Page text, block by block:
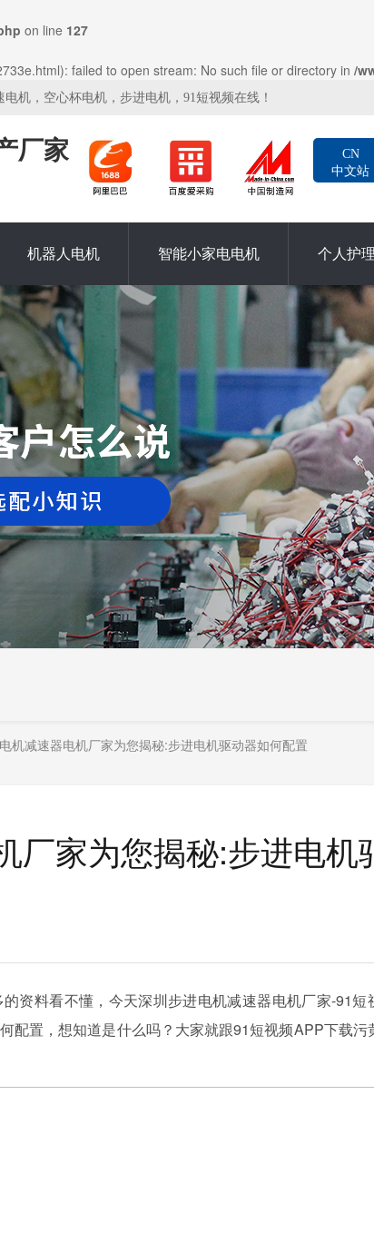
on line 127
failed to open stream: No such file or directory in /
机，空心杯电机，步进电机，91短视频在线！
厂家
CN
中文站
机器人电机 智能小家电电机 个人护
机减速器电机厂家为您揭秘:步进电机驱动器如何配置
厂家为您揭秘:步进电机
资料看不懂，今天深圳步进电机减速器电机厂家-91短
配置，想知道是什么吗？大家就跟91短视频APP下载污